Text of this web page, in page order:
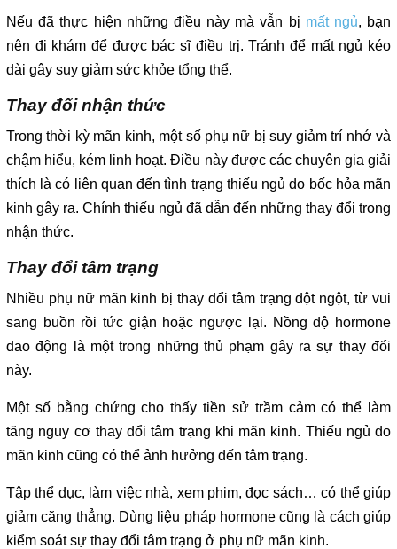
Nếu đã thực hiện những điều này mà vẫn bị mất ngủ, bạn
nên đi khám để được bác sĩ điều trị. Tránh để mất ngủ kéo
dài gây suy giảm sức khỏe tổng thể.
Thay đổi nhận thức
Trong thời kỳ mãn kinh, một số phụ nữ bị suy giảm trí nhớ và
chậm hiểu, kém linh hoạt. Điều này được các chuyên gia giải
thích là có liên quan đến tình trạng thiếu ngủ do bốc hỏa mãn
kinh gây ra. Chính thiếu ngủ đã dẫn đến những thay đổi trong
nhận thức.
Thay đổi tâm trạng
Nhiều phụ nữ mãn kinh bị thay đổi tâm trạng đột ngột, từ vui
sang buồn rồi tức giận hoặc ngược lại. Nồng độ hormone
dao động là một trong những thủ phạm gây ra sự thay đổi
này.
Một số bằng chứng cho thấy tiền sử trầm cảm có thể làm
tăng nguy cơ thay đổi tâm trạng khi mãn kinh. Thiếu ngủ do
mãn kinh cũng có thể ảnh hưởng đến tâm trạng.
Tập thể dục, làm việc nhà, xem phim, đọc sách… có thể giúp
giảm căng thẳng. Dùng liệu pháp hormone cũng là cách giúp
kiểm soát sự thay đổi tâm trạng ở phụ nữ mãn kinh.